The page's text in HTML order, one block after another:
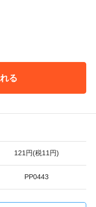
る
121円(税11円)
PP0443